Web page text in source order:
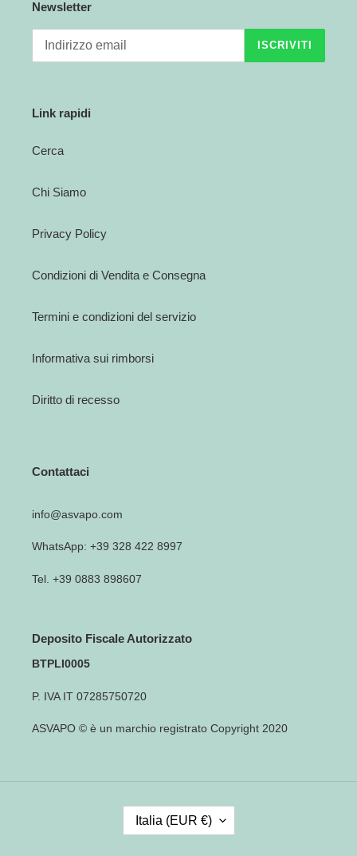
Newsletter
ISCRIVITI
Link rapidi
Cerca
Chi Siamo
Privacy Policy
Condizioni di Vendita e Consegna
Termini e condizioni del servizio
Informativa sui rimborsi
Diritto di recesso
Contattaci
info@asvapo.com
WhatsApp: +39 328 422 8997
Tel. +39 0883 898607
Deposito Fiscale Autorizzato
BTPLI0005
P. IVA IT 07285750720
ASVAPO © è un marchio registrato Copyright 2020
Italia (EUR €)